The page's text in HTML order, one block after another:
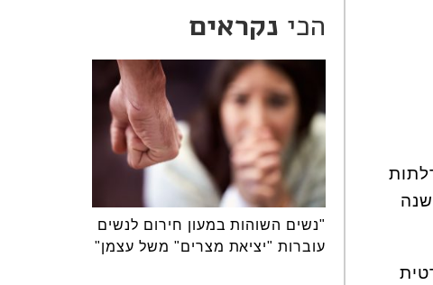
הכי נקראים
"נשים השוהות במעון חירום לנשים
עוברות "יציאת מצרים" משל עצמן"